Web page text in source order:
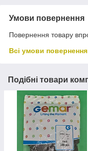
Умови повернення
Повернення товару
Всі умови повернення
Подібні товари